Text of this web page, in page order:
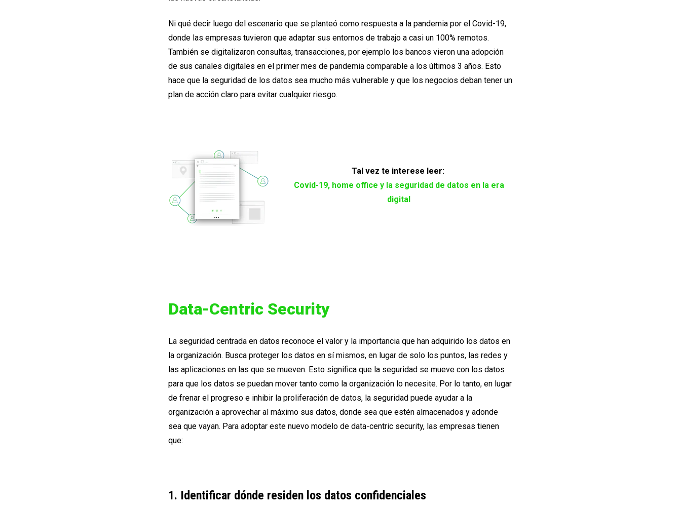
Ni qué decir luego del escenario que se planteó como respuesta a la pandemia por el Covid-19,
donde las empresas tuvieron que adaptar sus entornos de trabajo a casi un 100% remotos.
También se digitalizaron consultas, transacciones, por ejemplo los bancos vieron una adopción
de sus canales digitales en el primer mes de pandemia comparable a los últimos 3 años. Esto
hace que la seguridad de los datos sea mucho más vulnerable y que los negocios deban tener un
plan de acción claro para evitar cualquier riesgo.
Tal vez te interese leer:
Covid-19, home office y la seguridad de datos en la era
digital
Data-Centric Security
La seguridad centrada en datos reconoce el valor y la importancia que han adquirido los datos en
la organización. Busca proteger los datos en sí mismos, en lugar de solo los puntos, las redes y
las aplicaciones en las que se mueven. Esto significa que la seguridad se mueve con los datos
para que los datos se puedan mover tanto como la organización lo necesite. Por lo tanto, en lugar
de frenar el progreso e inhibir la proliferación de datos, la seguridad puede ayudar a la
organización a aprovechar al máximo sus datos, donde sea que estén almacenados y adonde
sea que vayan. Para adoptar este nuevo modelo de data-centric security, las empresas tienen
que:
1. Identificar dónde residen los datos confidenciales